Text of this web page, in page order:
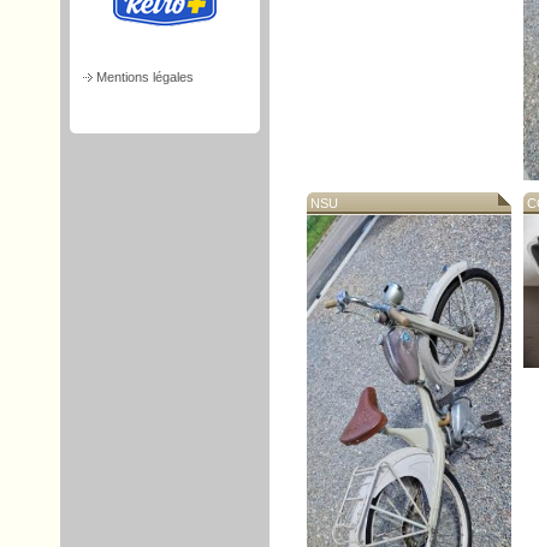
Mentions légales
NSU